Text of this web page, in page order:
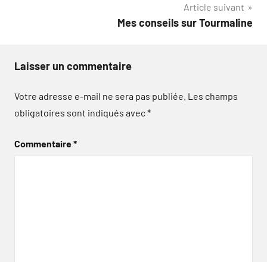
Article suivant
Mes conseils sur Tourmaline
Laisser un commentaire
Votre adresse e-mail ne sera pas publiée. Les champs
obligatoires sont indiqués avec*
Commentaire*